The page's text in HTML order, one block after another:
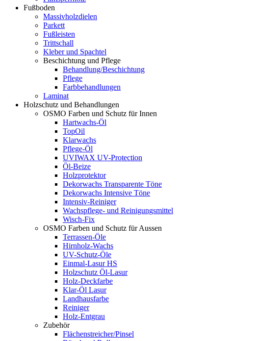
Fußboden
Massivholzdielen
Parkett
Fußleisten
Trittschall
Kleber und Spachtel
Beschichtung und Pflege
Behandlung/Beschichtung
Pflege
Farbbehandlungen
Laminat
Holzschutz und Behandlungen
OSMO Farben und Schutz für Innen
Hartwachs-Öl
TopOil
Klarwachs
Pflege-Öl
UVIWAX UV-Protection
Öl-Beize
Holzprotektor
Dekorwachs Transparente Töne
Dekorwachs Intensive Töne
Intensiv-Reiniger
Wachspflege- und Reinigungsmittel
Wisch-Fix
OSMO Farben und Schutz für Aussen
Terrassen-Öle
Hirnholz-Wachs
UV-Schutz-Öle
Einmal-Lasur HS
Holzschutz Öl-Lasur
Holz-Deckfarbe
Klar-Öl Lasur
Landhausfarbe
Reiniger
Holz-Entgrau
Zubehör
Flächenstreicher/Pinsel